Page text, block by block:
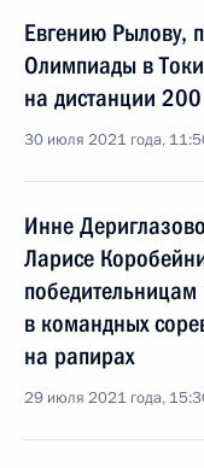
Евгению Рылову,
Олимпиады в
на дистанции
30 июля 2021 года,
Инне
Ларисе
в командных
на рапирах
29 июля 2021 года,